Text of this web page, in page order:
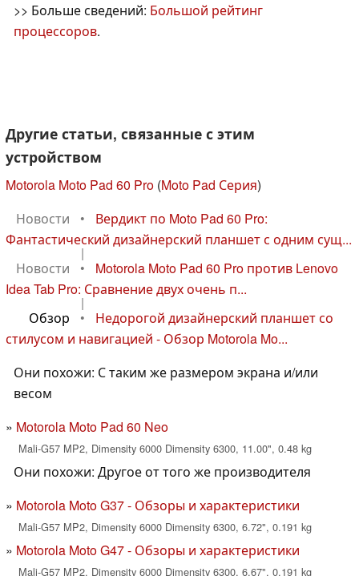
>> Больше сведений: Большой рейтинг
процессоров.
Другие статьи, связанные с этим
устройством
Motorola Moto Pad 60 Pro (Moto Pad Серия)
Новости
•
Вердикт по Moto Pad 60 Pro:
Фантастический дизайнерский планшет с одним сущ...
|
Новости
•
Motorola Moto Pad 60 Pro против Lenovo
Idea Tab Pro: Сравнение двух очень п...
|
Обзор
•
Недорогой дизайнерский планшет со
стилусом и навигацией - Обзор Motorola Mo...
Они похожи: С таким же размером экрана и/или
весом
Motorola Moto Pad 60 Neo
Mali-G57 MP2, Dimensity 6000 Dimensity 6300, 11.00", 0.48 kg
Они похожи: Другое от того же производителя
Motorola Moto G37 - Обзоры и характеристики
Mali-G57 MP2, Dimensity 6000 Dimensity 6300, 6.72", 0.191 kg
Motorola Moto G47 - Обзоры и характеристики
Mali-G57 MP2, Dimensity 6000 Dimensity 6300, 6.67", 0.191 kg